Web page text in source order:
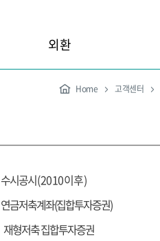
외환
Home 고객센터
수시공시(2010이후)
연금저축계좌(집합투자증권)
재형저축 집합투자증권